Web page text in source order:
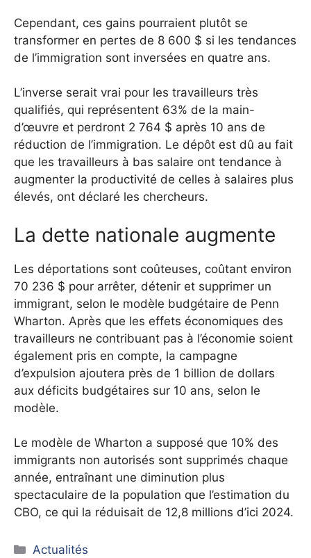
Cependant, ces gains pourraient plutôt se
transformer en pertes de 8 600 $ si les tendances
de l’immigration sont inversées en quatre ans.
L’inverse serait vrai pour les travailleurs très
qualifiés, qui représentent 63% de la main-
d’œuvre et perdront 2 764 $ après 10 ans de
réduction de l’immigration. Le dépôt est dû au fait
que les travailleurs à bas salaire ont tendance à
augmenter la productivité de celles à salaires plus
élevés, ont déclaré les chercheurs.
La dette nationale augmente
Les déportations sont coûteuses, coûtant environ
70 236 $ pour arrêter, détenir et supprimer un
immigrant, selon le modèle budgétaire de Penn
Wharton. Après que les effets économiques des
travailleurs ne contribuant pas à l’économie soient
également pris en compte, la campagne
d’expulsion ajoutera près de 1 billion de dollars
aux déficits budgétaires sur 10 ans, selon le
modèle.
Le modèle de Wharton a supposé que 10% des
immigrants non autorisés sont supprimés chaque
année, entraînant une diminution plus
spectaculaire de la population que l’estimation du
CBO, ce qui la réduisait de 12,8 millions d’ici 2024.
Catégories
Actualités